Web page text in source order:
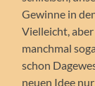
Gewinne in
Vielleicht,
manchmal
schon
neuen Idee